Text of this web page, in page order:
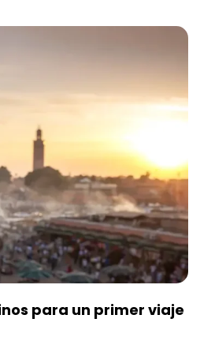
para un primer viaje